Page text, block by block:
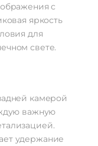
с
яркость
для
свете.
камерой
важную
удержание